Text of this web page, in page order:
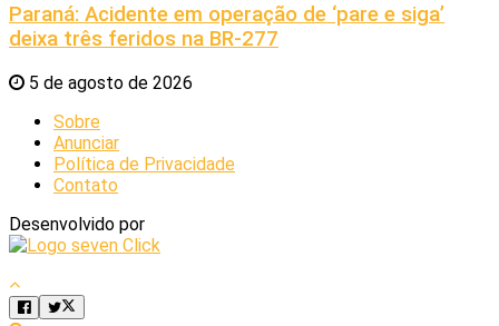
Paraná: Acidente em operação de ‘pare e siga’
deixa três feridos na BR-277
5 de agosto de 2026
Sobre
Anunciar
Política de Privacidade
Contato
Desenvolvido por